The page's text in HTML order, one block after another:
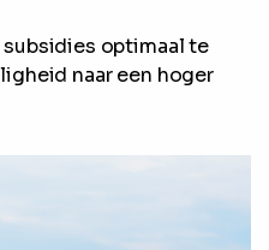
optimaal te
naar een hoger